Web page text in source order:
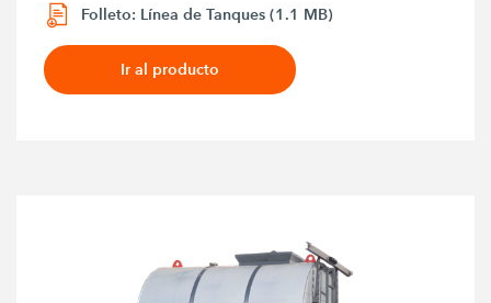
Folleto: Línea de Tanques (1.1 MB)
Ir al producto